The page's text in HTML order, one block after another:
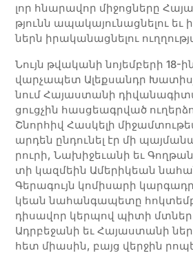
լոր հնա­­­րա­­­վոր մի­­­ջոց­­նե­­­րը
թյունն ա­­­պա­­­կա­­­յու­­­նաց­­նե­­­լու
ներն ի­­­րա­­­կա­­­նաց­­նե­­­լու
Նույն թվա­կա­նի նո­յեմ­բե­րի
վար­չա­պետ Ալեք­սանդր
նում Հա­յաս­տա­նի
ցուց­չին հաս­ցեագր­ված
Շնոր­հիվ Հաս­կե­լի
ար­դեն ըն­դու­նել էր մի
րու­րի, Նա­խի­ջեւա­նի եւ
տի կազ­մեին Ա­մե­րի­կեան
Գե­րա­գույն կո­մի­սա­րի
կեան նա­հան­գա­պե­տը
դի­սա­վոր կեր­պով պի­տի
Ադր­բե­ջա­նի եւ Հա­յաս­տա­նի
հետ միասին, բայց վեր­ջին